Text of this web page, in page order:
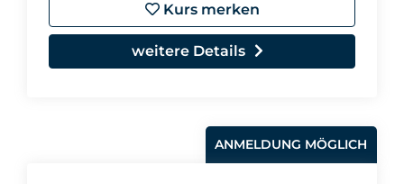
Kurs merken
weitere Details
ANMELDUNG MÖGLICH